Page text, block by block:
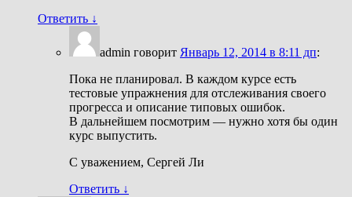
Ответить ↓
admin говорит Январь 12, 2014 в 8:11 дп:
Пока не планировал. В каждом курсе есть
тестовые упражнения для отслеживания своего
прогресса и описание типовых ошибок.
В дальнейшем посмотрим — нужно хотя бы один
курс выпустить.
С уважением, Сергей Ли
Ответить ↓